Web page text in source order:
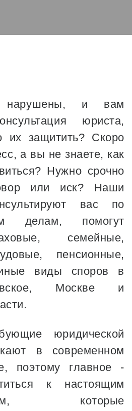
и вам
юриста,
их защитить? Скоро
а вы не знаете, как
Нужно срочно
или иск? Наши
вас по
делам, помогут
семейные,
пенсионные,
виды споров в
Москве и
юридической
в современном
поэтому главное -
к настоящим
которые